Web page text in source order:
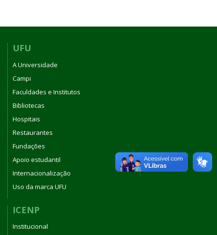
UFU
A Universidade
Campi
Faculdades e Institutos
Bibliotecas
Hospitais
Restaurantes
Fundações
Apoio estudantil
Internacionalização
Uso da marca UFU
ICENP
Institucional